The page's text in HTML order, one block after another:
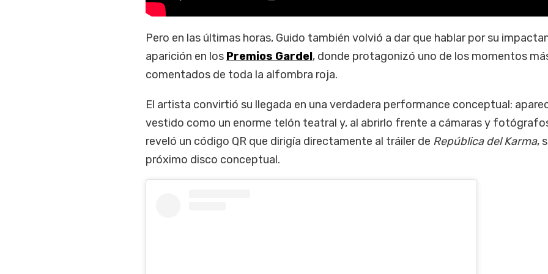
Pero en las últimas horas, Guido también volvió a dar que hablar por su
aparición en los Premios Gardel, donde protagonizó uno de los momentos
comentados de toda la alfombra roja.
El artista convirtió su llegada en una verdadera performance conceptual:
vestido como un enorme telón teatral y, al abrirlo frente a cámaras y
reveló un código QR que dirigía directamente al tráiler de República del Karma,
próximo disco conceptual.